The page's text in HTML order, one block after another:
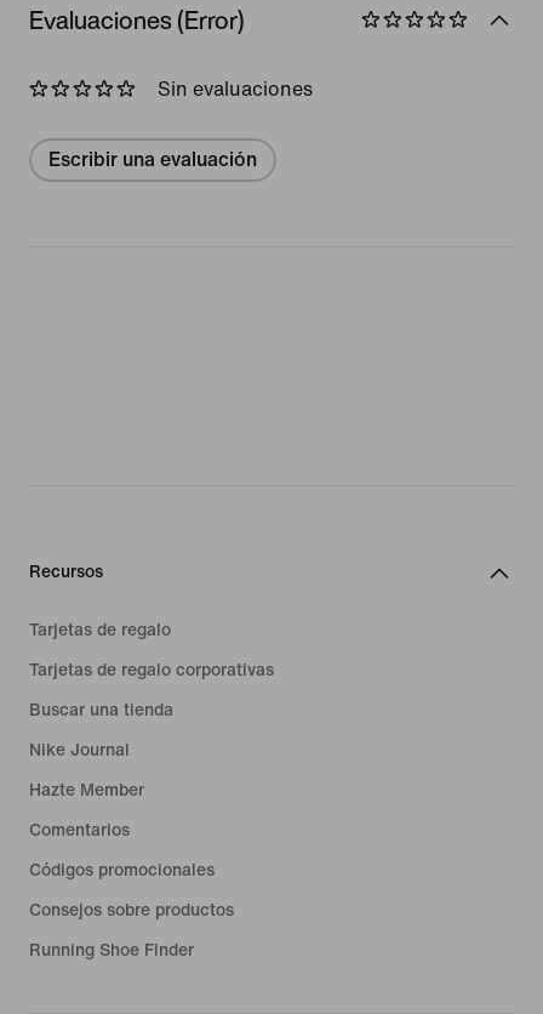
Evaluaciones (Error)
Sin evaluaciones
Escribir una evaluación
Recursos
Tarjetas de regalo
Tarjetas de regalo corporativas
Buscar una tienda
Nike Journal
Hazte Member
Comentarios
Códigos promocionales
Consejos sobre productos
Running Shoe Finder